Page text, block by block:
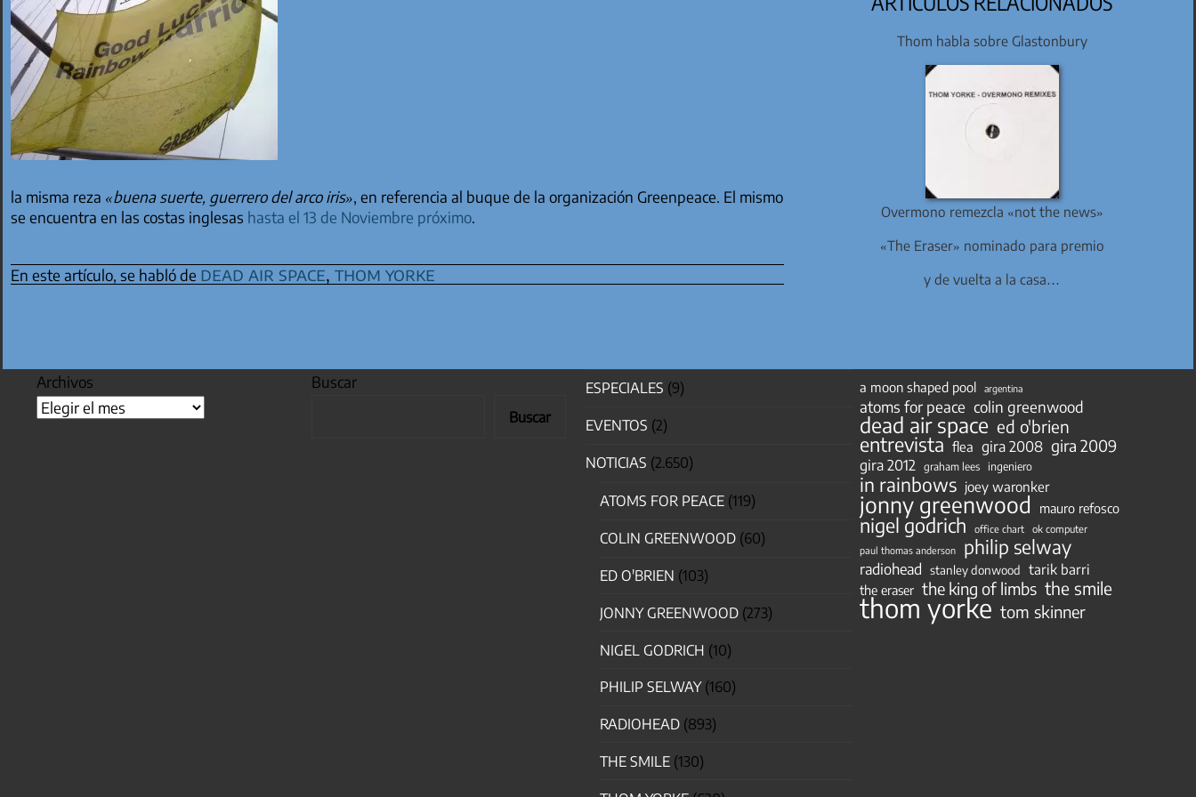
la misma reza «buena suerte, guerrero del arco iris», en referencia al buque de la organización Greenpeace. El mismo
se encuentra en las costas inglesas hasta el 13 de Noviembre próximo.
En este artículo, se habló de dead air space, thom yorke
Thom habla sobre Glastonbury
Overmono remezcla «not the news»
«The Eraser» nominado para premio
y de vuelta a la casa…
Archivos Buscar
Buscar
ESPECIALES (9)
EVENTOS (2)
NOTICIAS (2.650)
ATOMS FOR PEACE (119)
COLIN GREENWOOD (60)
ED O'BRIEN (103)
JONNY GREENWOOD (273)
NIGEL GODRICH (10)
PHILIP SELWAY(160)
RADIOHEAD (893)
THE SMILE (130)
a moon shaped pool argentina
atoms for peace colin greenwood
dead air space ed o'brien
entrevista flea gira 2008 gira 2009
gira 2012 graham lees ingeniero
in rainbows joey waronker
jonny greenwood mauro refosco
nigel godrich office chart ok computer
paul thomas anderson philip selway
radiohead stanley donwood tarik barri
the eraser the king of limbs the smile
thom yorke tom skinner